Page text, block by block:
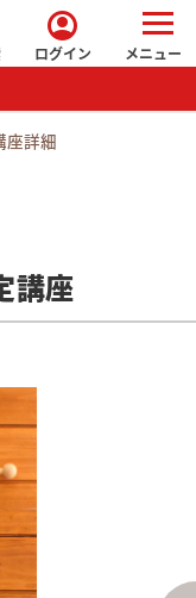
account_circle
ログイン メニュー
座詳細
講座